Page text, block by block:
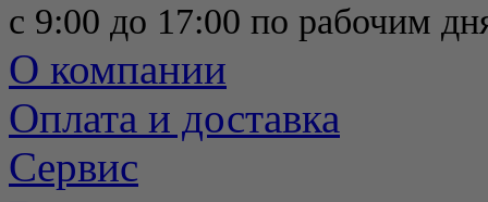
с 9:00 до 17:00 по рабочим
О компании
Оплата и доставка
Сервис